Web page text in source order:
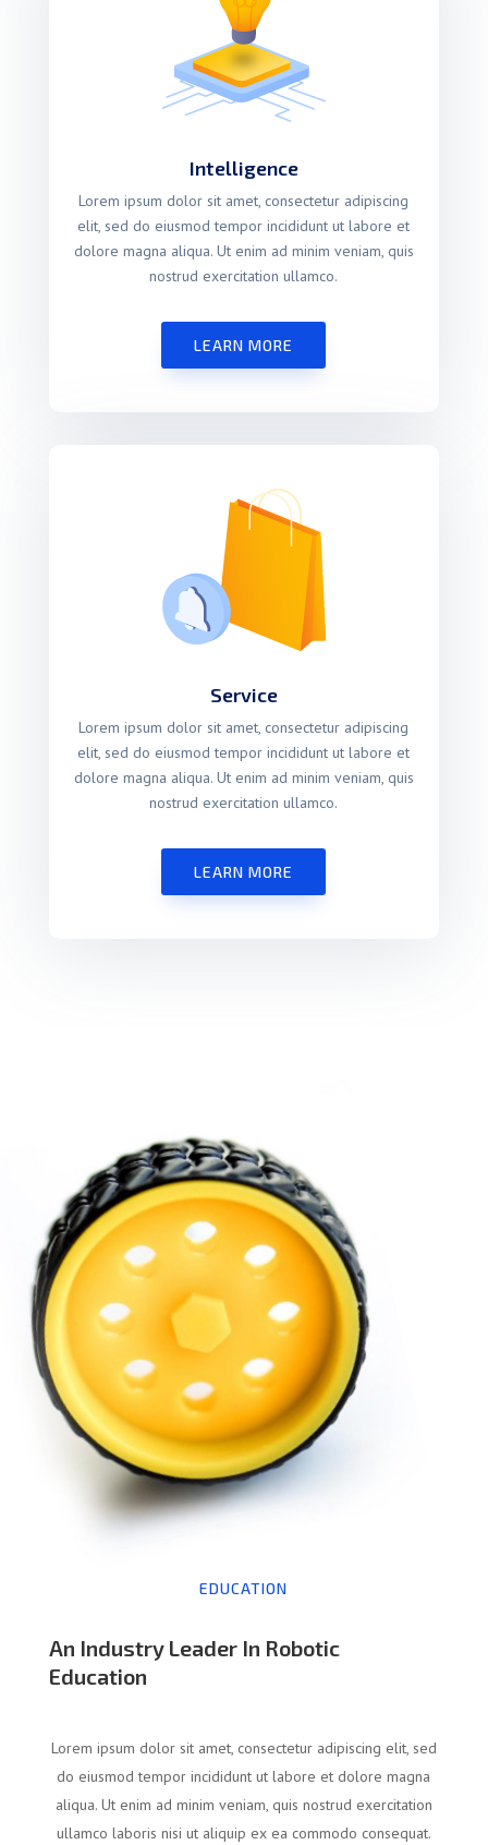
Intelligence
Lorem ipsum dolor sit amet, consectetur adipiscing
elit, sed do eiusmod tempor incididunt ut labore et
dolore magna aliqua. Ut enim ad minim veniam, quis
nostrud exercitation ullamco.
LEARN MORE
Service
Lorem ipsum dolor sit amet, consectetur adipiscing
elit, sed do eiusmod tempor incididunt ut labore et
dolore magna aliqua. Ut enim ad minim veniam, quis
nostrud exercitation ullamco.
LEARN MORE
EDUCATION
An Industry Leader In Robotic
Education
Lorem ipsum dolor sit amet, consectetur adipiscing elit, sed
do eiusmod tempor incididunt ut labore et dolore magna
aliqua. Ut enim ad minim veniam, quis nostrud exercitation
ullamco laboris nisi ut aliquip ex ea commodo consequat.